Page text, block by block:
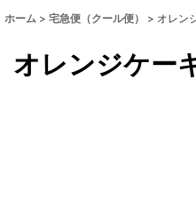
ホーム > 宅急便（クール便） > オレン
オレンジケー